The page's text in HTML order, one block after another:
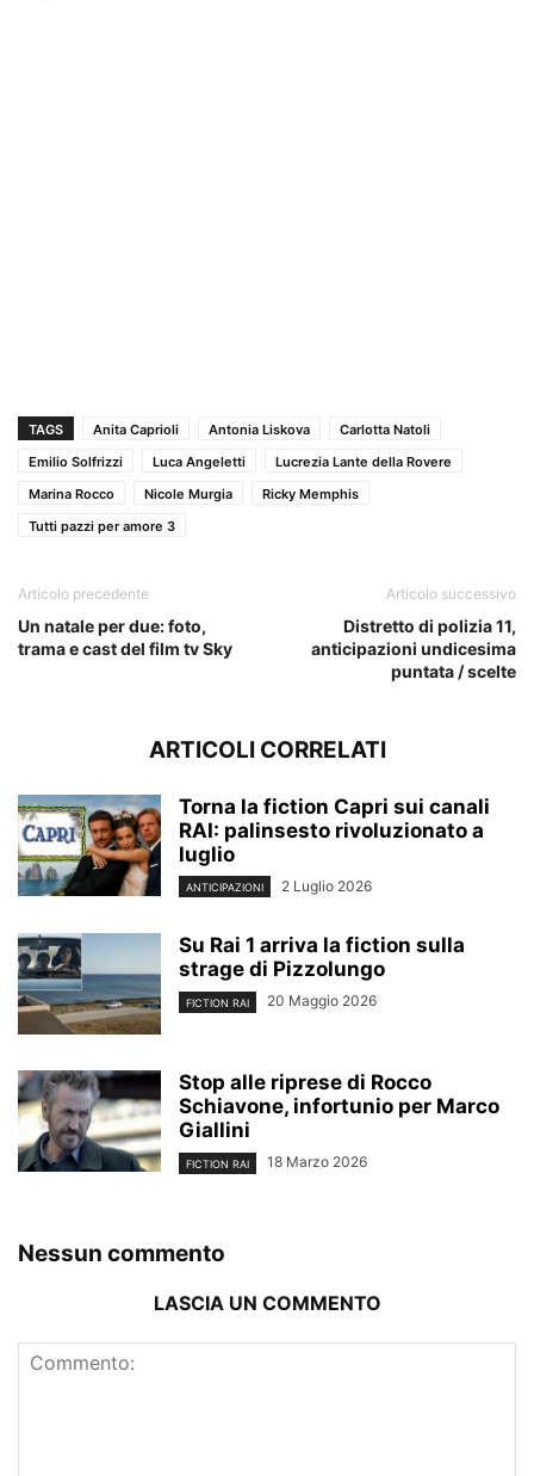
TAGS Anita Caprioli Antonia Liskova
Carlotta Natoli
Emilio Solfrizzi
Luca Angeletti
Lucrezia Lante della Rovere
Marina Rocco
Nicole Murgia
Ricky Memphis
Tutti pazzi per amore 3
Articolo precedente
Un natale per due: foto,
trama e cast del film tv Sky
Articolo successivo
Distretto di polizia 11,
anticipazioni undicesima
puntata / scelte
ARTICOLI CORRELATI
Torna la fiction Capri sui canali
RAI: palinsesto rivoluzionato a
luglio
ANTICIPAZIONI 2 Luglio 2026
Su Rai 1 arriva la fiction sulla
strage di Pizzolungo
FICTION RAI 20 Maggio 2026
Stop alle riprese di Rocco
Schiavone, infortunio per Marco
Giallini
FICTION RAI 18 Marzo 2026
Nessun commento
LASCIA UN COMMENTO